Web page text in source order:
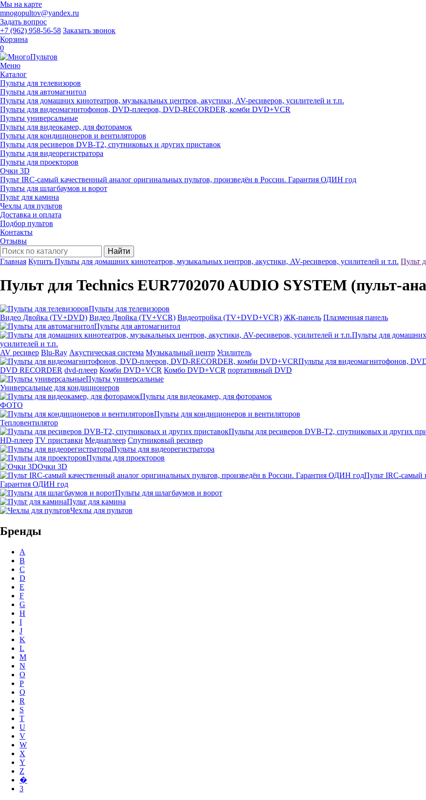
Мы на карте
mnogopultov@yandex.ru
Задать вопрос
+7 (962) 958-56-58 Заказать звонок
Корзина
0
Меню
Каталог
Пульты для телевизоров
Пульты для автомагнитол
Пульты для домашних кинотеатров, музыкальных центров, акустики, AV-ресиверов, усилителей и т.п.
Пульты для видеомагнитофонов, DVD-плееров, DVD-RECORDER, комби DVD+VCR
Пульты универсальные
Пульты для видеокамер, для фоторамок
Пульты для кондиционеров и вентиляторов
Пульты для ресиверов DVB-T2, спутниковых и других приставок
Пульты для видеорегистратора
Пульты для проекторов
Очки 3D
Пульт IRC-самый качественный аналог оригинальных пультов, произведён в России. Гарантия ОДИН год
Пульты для шлагбаумов и ворот
Пульт для камина
Чехлы для пультов
Доставка и оплата
Подбор пультов
Контакты
Отзывы
Найти
Главная Купить Пульты для домашних кинотеатров, музыкальных центров, акустики, AV-ресиверов, усилителей и т.п. Пульт
Пульт для Technics EUR7702070 AUDIO SYSTEM (пульт-
Пульты для телевизоров
Видео Двойка (TV+DVD) Видео Двойка (TV+VCR) Видеотройка (TV+DVD+VCR) ЖК-панель Плазменная панель
Пульты для автомагнитол
Пульты для
усилителей и т.п.
AV ресивер Blu-Ray Акустическая система Музыкальный центр Усилитель
Пульты для видеомагнитофонов,
DVD RECORDER dvd-плеер Комби DVD+VCR Комбо DVD+VCR портативный DVD
Пульты универсальные
Универсальные для кондиционеров
Пульты для видеокамер, для фоторамок
ФОТО
Пульты для кондиционеров и вентиляторов
Тепловентилятор
Пульты для ресиверов DVB-T2, спутниковых и других
HD-плеер TV приставки Медиаплеер Спутниковый ресивер
Пульты для видеорегистратора
Пульты для проекторов
Очки 3D
Пульт IRC-самый
Гарантия ОДИН год
Пульты для шлагбаумов и ворот
Пульт для камина
Чехлы для пультов
Бренды
A
B
C
D
E
F
G
H
I
J
K
L
M
N
O
P
Q
R
S
T
U
V
W
X
Y
Z
�
3